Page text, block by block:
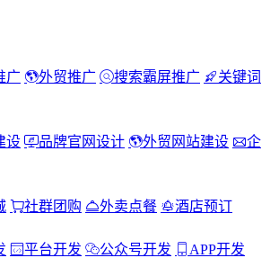
广
外贸推广 搜索霸屏推广
关键词
设
品牌官网设计 外贸网站建设
企
社群团购 外卖点餐
酒店预订
平台开发 公众号开发
APP开发